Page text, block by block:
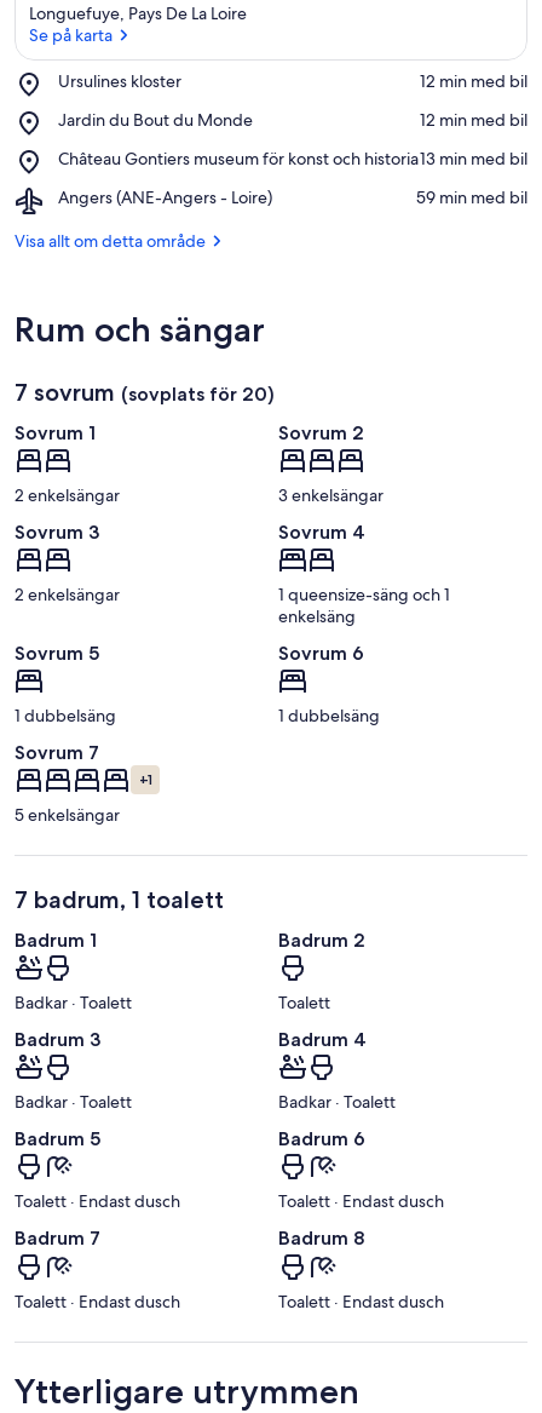
Longuefuye, Pays De La Loire
Se på karta
Ursulines kloster
Place,
kloster
‪12 min med bil‬
Jardin du Bout du Monde
Place,
du
du
‪12 min med bil‬
Château Gontiers museum för konst och historia
Place,
Gontiers
för
‪13 min med bil‬
Angers (ANE-Angers - Loire)
Airport,
(ANE-
‪59 min med bil‬
Visa allt om detta område
Rum och sängar
7 sovrum (sovplats för 20)
Sovrum 1
2 enkelsängar
Sovrum 2
3 enkelsängar
Sovrum 3
2 enkelsängar
Sovrum 4
1 queensize-säng och 1
enkelsäng
Sovrum 5
1 dubbelsäng
Sovrum 6
1 dubbelsäng
Sovrum 7
+1
5 enkelsängar
7 badrum, 1 toalett
Badrum 1
Badkar · Toalett
Badrum 2
Toalett
Badrum 3
Badkar · Toalett
Badrum 4
Badkar · Toalett
Badrum 5
Toalett · Endast dusch
Badrum 6
Toalett · Endast dusch
Badrum 7
Toalett · Endast dusch
Badrum 8
Toalett · Endast dusch
Ytterligare utrymmen